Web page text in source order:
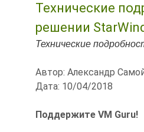
Технические
решении
Технические
Автор: Александр
Дата: 10/04/2018
Поддержите VM Guru!